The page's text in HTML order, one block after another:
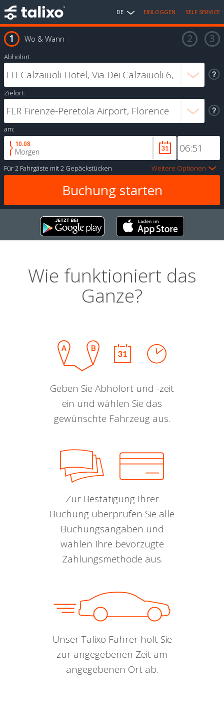
DE EINLOGGEN SELF SERVICE
Wo & Wann
Abholort:
Zielort:
am:
10.08
Morgen
Für2 Fahrgäste mit2 Gepäckstücken Weitere Optionen
Wie funktioniert das
Ganze?
Geben Sie Abholort und -zeit
ein und wählen Sie das
gewünschte Fahrzeug aus.
Zur Bestätigung Ihrer
Buchung überprüfen Sie alle
Buchungsangaben und
wählen Ihre bevorzugte
Zahlungsmethode aus.
Unser Talixo Fahrer holt Sie
zur angegebenen Zeit am
angegebenen Ort ab.